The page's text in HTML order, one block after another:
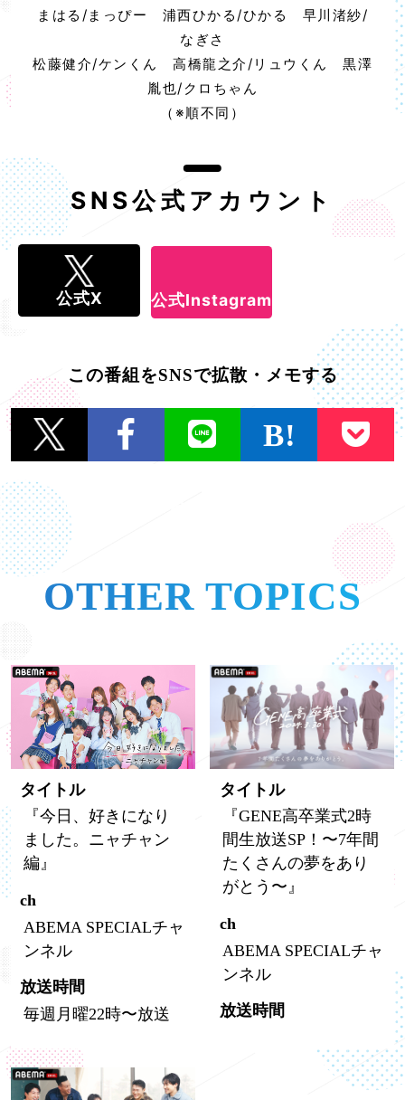
まはる/まっぴー 浦西ひかる/ひかる 早川渚紗/
なぎさ
松藤健介/ケンくん 高橋龍之介/リュウくん 黒澤
胤也/クロちゃん
（※順不同）
SNS公式アカウント
公式X 公式Instagram
この番組をSNSで拡散・メモする
OTHER TOPICS
タイトル
『今日、好きになり
ました。ニャチャン
編』
ch
ABEMA SPECIALチャ
ンネル
放送時間
毎週月曜22時〜放送
タイトル
『GENE高卒業式2時
間生放送SP！〜7年間
たくさんの夢をあり
がとう〜』
ch
ABEMA SPECIALチャ
ンネル
放送時間